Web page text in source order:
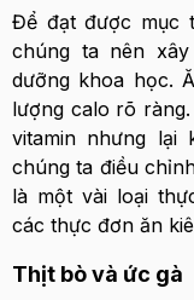
Để đạt được mục
chúng ta nên
dưỡng khoa học.
lượng calo rõ
vitamin nhưng lại
chúng ta điều
là một vài loại
các thực đơn ăn
Thịt bò và ức gà